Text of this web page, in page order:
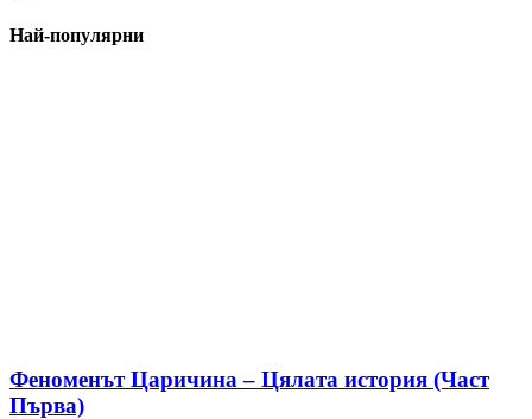
Най-популярни
Феноменът Царичина – Цялата история (Част
Първа)